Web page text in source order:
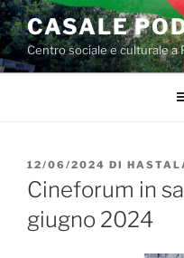
Salta
al
contenuto
CASALE
Centro sociale e culturale a
PUBBLICATO
IL
12/06/2024 DI
Cineforum in
giugno 2024